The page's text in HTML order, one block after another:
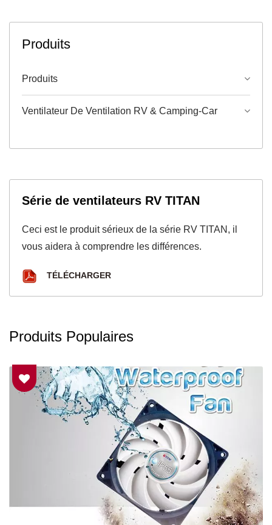
Produits
Produits
Ventilateur De Ventilation RV & Camping-Car
Série de ventilateurs RV TITAN
Ceci est le produit sérieux de la série RV TITAN, il
vous aidera à comprendre les différences.
TÉLÉCHARGER
Produits Populaires